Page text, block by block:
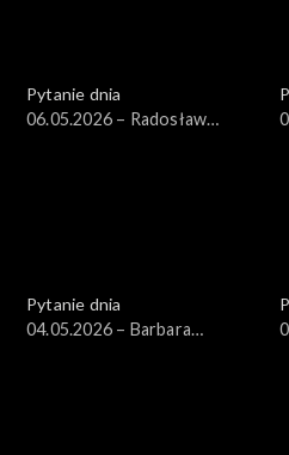
Pytanie dnia
06.05.2026 – Radosław
Pytanie dnia
04.05.2026 – Barbara